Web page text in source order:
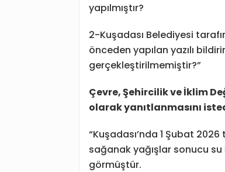
yapılmıştır?
2-Kuşadası Belediyesi
önceden yapılan yazılı
gerçekleştirilmemiştir?”
Çevre, Şehircilik ve İklim
olarak yanıtlanmasını
“Kuşadası’nda 1 Şubat
sağanak yağışlar sonucu
görmüştür.